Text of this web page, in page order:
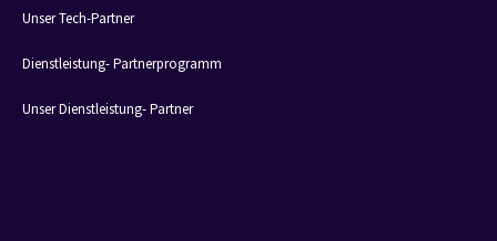
Unser Tech-Partner
Dienstleistung- Partnerprogramm
Unser Dienstleistung- Partner